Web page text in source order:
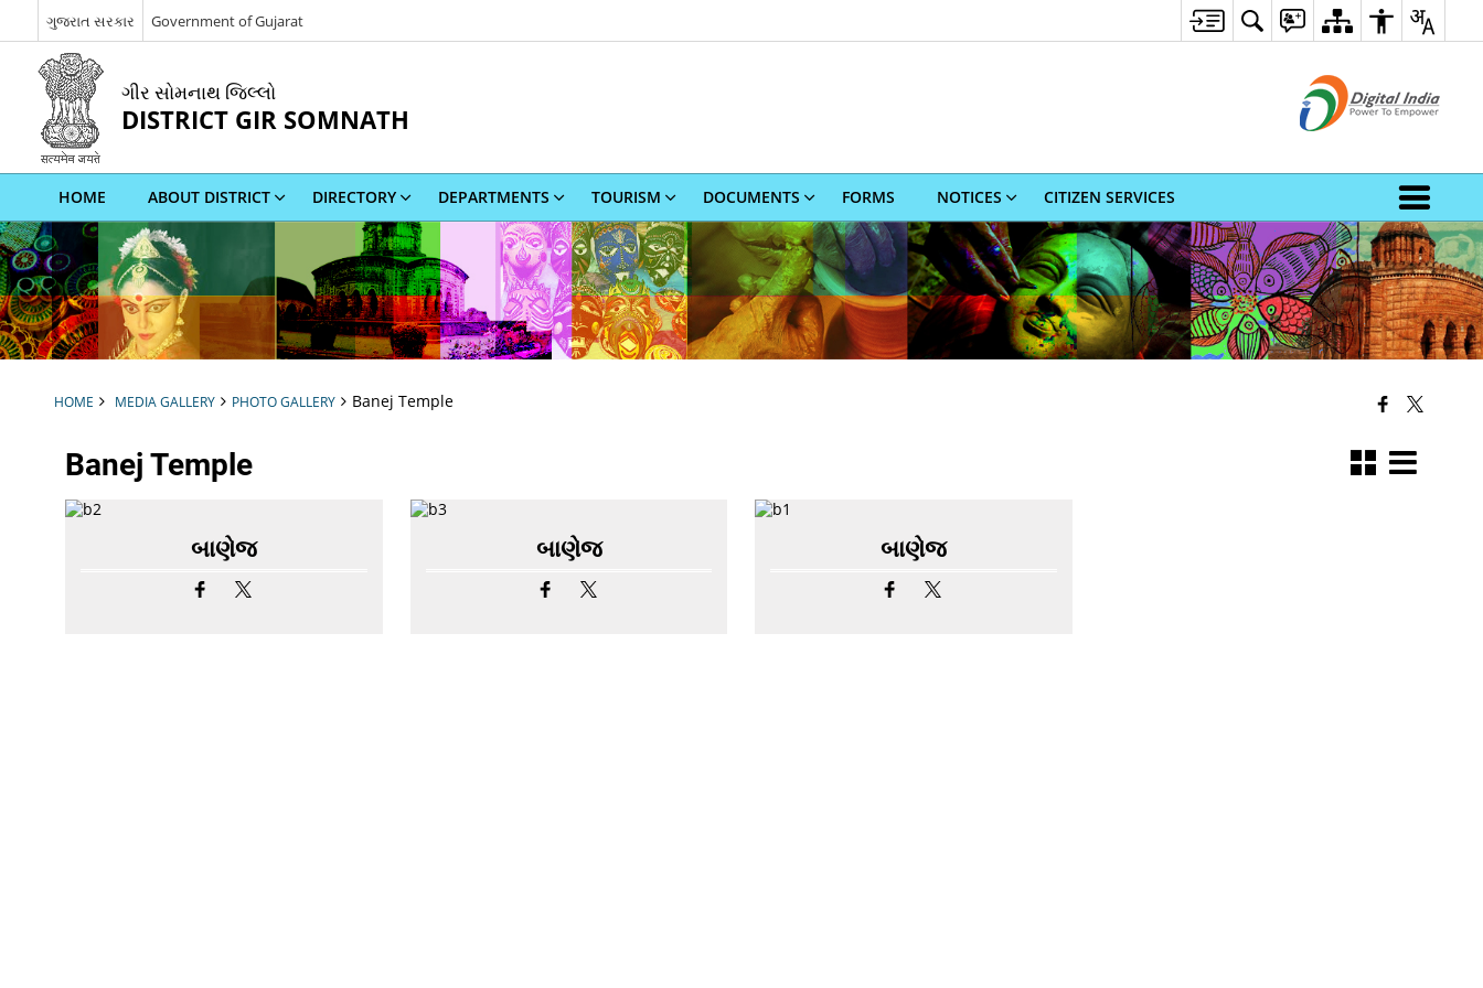
ગુજરાત સરકાર Government of Gujarat
ગીર સોમનાથ જિલ્લો
DISTRICT GIR SOMNATH
HOME ABOUT DISTRICT DIRECTORY DEPARTMENTS TOURISM DOCUMENTS FORMS NOTICES CITIZEN SERVICES
HOME MEDIA GALLERY PHOTO GALLERY Banej Temple
Banej Temple
બાણેજ બાણેજ બાણેજ